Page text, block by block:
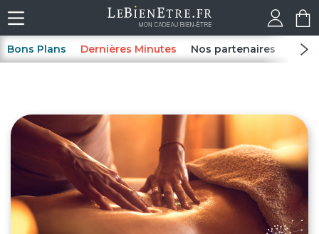
Bons Plans Dernières Minutes Nos partenaires Spas